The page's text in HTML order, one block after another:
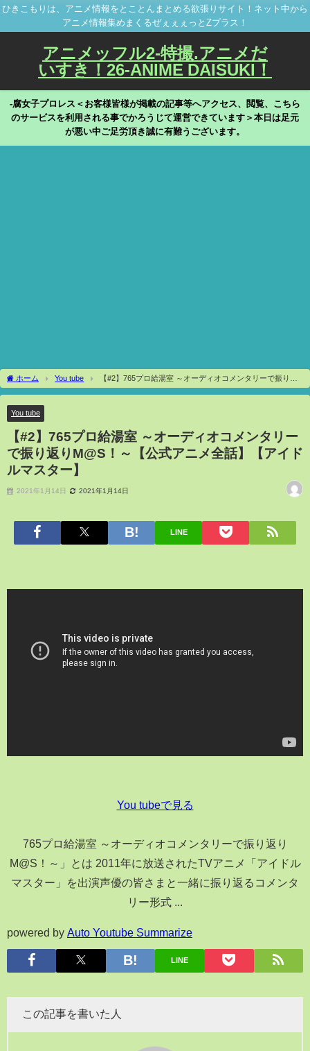
ひきこもりは、アニメ情報をとことんまとめる欲張りサイト！ネット中から
アニメ情報集めまくるぜぇぇぇっとZプラス！
アニメッフル2-特撮.アニメだ
いすき！26-ANIME DAISUKI！
-腐女子プロレス＜お客様皆様が掲載の記事等へアクセス、閲覧、こちら
のサービスを利用される事でかろうじて運営できています＞本日は足元
が悪い中ご足労頂き誠に有難うございます。
ホーム You tube
【#2】765プロ給湯室 ～オーディオコメンタリーで振り返
りM@S！～【公式アニメ全話】【アイドルマスター】
You tube
【#2】765プロ給湯室 ～オーディオコメンタリー
で振り返りM@S！～【公式アニメ全話】【アイド
ルマスター】
2021年1月14日 2021年1月14日
LINE
You tubeで見る
765プロ給湯室 ～オーディオコメンタリーで振り返り
M@S！～」とは 2011年に放送されたTVアニメ「アイドル
マスター」を出演声優の皆さまと一緒に振り返るコメンタ
リー形式 ...
powered by Auto Youtube Summarize
LINE
この記事を書いた人